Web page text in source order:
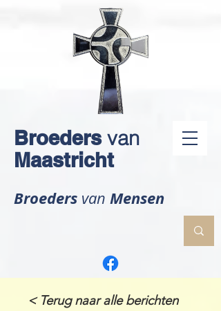
Broeders van
Maastricht
Broeders van Mensen
< Terug naar alle berichten